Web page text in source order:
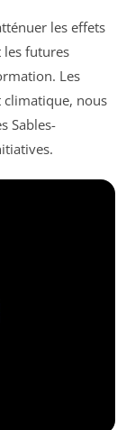
les effets
les futures
Les
climatique, nous
Sables-